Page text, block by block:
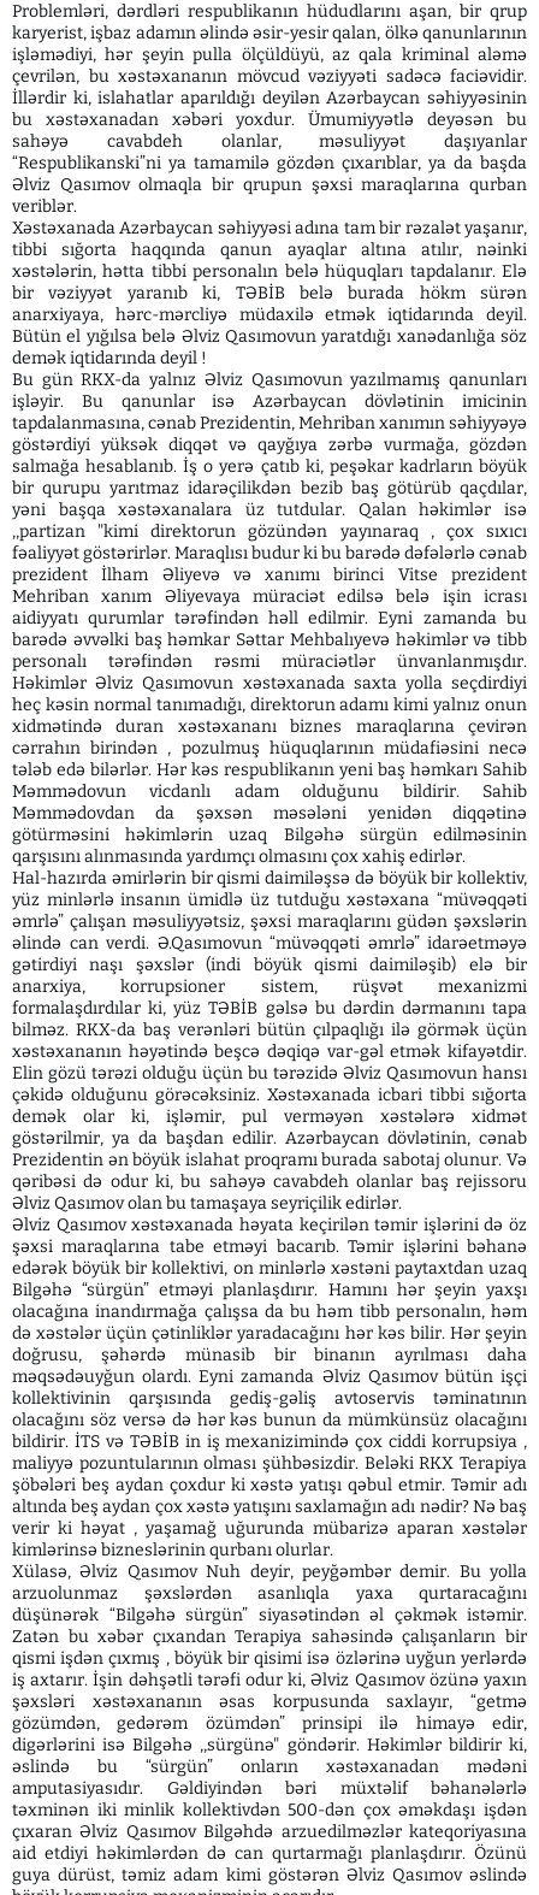
Problemləri, dərdləri respublikanın hüdudlarını aşan, bir qrup
karyerist, işbaz adamın əlində əsir-yesir qalan, ölkə qanunlarının
işləmədiyi, hər şeyin pulla ölçüldüyü, az qala kriminal aləmə
çevrilən, bu xəstəxananın mövcud vəziyyəti sadəcə faciəvidir.
İllərdir ki, islahatlar aparıldığı deyilən Azərbaycan səhiyyəsinin
bu xəstəxanadan xəbəri yoxdur. Ümumiyyətlə deyəsən bu
sahəyə cavabdeh olanlar, məsuliyyət daşıyanlar
“Respublikanski”ni ya tamamilə gözdən çıxarıblar, ya da başda
Əlviz Qasımov olmaqla bir qrupun şəxsi maraqlarına qurban
veriblər.
Xəstəxanada Azərbaycan səhiyyəsi adına tam bir rəzalət yaşanır,
tibbi sığorta haqqında qanun ayaqlar altına atılır, nəinki
xəstələrin, hətta tibbi personalın belə hüquqları tapdalanır. Elə
bir vəziyyət yaranıb ki, TƏBİB belə burada hökm sürən
anarxiyaya, hərc-mərcliyə müdaxilə etmək iqtidarında deyil.
Bütün el yığılsa belə Əlviz Qasımovun yaratdığı xanədanlığa söz
demək iqtidarında deyil !
Bu gün RKX-da yalnız Əlviz Qasımovun yazılmamış qanunları
işləyir. Bu qanunlar isə Azərbaycan dövlətinin imicinin
tapdalanmasına, cənab Prezidentin, Mehriban xanımın səhiyyəyə
göstərdiyi yüksək diqqət və qayğıya zərbə vurmağa, gözdən
salmağa hesablanıb. İş o yerə çatıb ki, peşəkar kadrların böyük
bir qurupu yarıtmaz idarəçilikdən bezib baş götürüb qaçdılar,
yəni başqa xəstəxanalara üz tutdular. Qalan həkimlər isə
,,partizan "kimi direktorun gözündən yayınaraq , çox sıxıcı
fəaliyyət göstərirlər. Maraqlısı budur ki bu barədə dəfələrlə cənab
prezident İlham Əliyevə və xanımı birinci Vitse prezident
Mehriban xanım Əliyevaya müraciət edilsə belə işin icrası
aidiyyatı qurumlar tərəfindən həll edilmir. Eyni zamanda bu
barədə əvvəlki baş həmkar Səttar Mehbalıyevə həkimlər və tibb
personalı tərəfindən rəsmi müraciətlər ünvanlanmışdır.
Həkimlər Əlviz Qasımovun xəstəxanada saxta yolla seçdirdiyi
heç kəsin normal tanımadığı, direktorun adamı kimi yalnız onun
xidmətində duran xəstəxananı biznes maraqlarına çevirən
cərrahın birindən , pozulmuş hüquqlarının müdafiəsini necə
tələb edə bilərlər. Hər kəs respublikanın yeni baş həmkarı Sahib
Məmmədovun vicdanlı adam olduğunu bildirir. Sahib
Məmmədovdan da şəxsən məsələni yenidən diqqətinə
götürməsini həkimlərin uzaq Bilgəhə sürgün edilməsinin
qarşısını alınmasında yardımçı olmasını çox xahiş edirlər.
Hal-hazırda əmirlərin bir qismi daimiləşsə də böyük bir kollektiv,
yüz minlərlə insanın ümidlə üz tutduğu xəstəxana “müvəqqəti
əmrlə” çalışan məsuliyyətsiz, şəxsi maraqlarını güdən şəxslərin
əlində can verdi. Ə.Qasımovun “müvəqqəti əmrlə” idarəetməyə
gətirdiyi naşı şəxslər (indi böyük qismi daimiləşib) elə bir
anarxiya, korrupsioner sistem, rüşvət mexanizmi
formalaşdırdılar ki, yüz TƏBİB gəlsə bu dərdin dərmanını tapa
bilməz. RKX-da baş verənləri bütün çılpaqlığı ilə görmək üçün
xəstəxananın həyətində beşcə dəqiqə var-gəl etmək kifayətdir.
Elin gözü tərəzi olduğu üçün bu tərəzidə Əlviz Qasımovun hansı
çəkidə olduğunu görəcəksiniz. Xəstəxanada icbari tibbi sığorta
demək olar ki, işləmir, pul verməyən xəstələrə xidmət
göstərilmir, ya da başdan edilir. Azərbaycan dövlətinin, cənab
Prezidentin ən böyük islahat proqramı burada sabotaj olunur. Və
qəribəsi də odur ki, bu sahəyə cavabdeh olanlar baş rejissoru
Əlviz Qasımov olan bu tamaşaya seyriçilik edirlər.
Əlviz Qasımov xəstəxanada həyata keçirilən təmir işlərini də öz
şəxsi maraqlarına tabe etməyi bacarıb. Təmir işlərini bəhanə
edərək böyük bir kollektivi, on minlərlə xəstəni paytaxtdan uzaq
Bilgəhə “sürgün” etməyi planlaşdırır. Hamını hər şeyin yaxşı
olacağına inandırmağa çalışsa da bu həm tibb personalın, həm
də xəstələr üçün çətinliklər yaradacağını hər kəs bilir. Hər şeyin
doğrusu, şəhərdə münasib bir binanın ayrılması daha
məqsədəuyğun olardı. Eyni zamanda Əlviz Qasımov bütün işçi
kollektivinin qarşısında gediş-gəliş avtoservis təminatının
olacağını söz versə də hər kəs bunun da mümkünsüz olacağını
bildirir. İTS və TƏBİB in iş mexanizimində çox ciddi korrupsiya ,
maliyyə pozuntularının olması şühbəsizdir. Beləki RKX Terapiya
şöbələri beş aydan çoxdur ki xəstə yatışı qəbul etmir. Təmir adı
altında beş aydan çox xəstə yatışını saxlamağın adı nədir? Nə baş
verir ki həyat , yaşamağ uğurunda mübarizə aparan xəstələr
kimlərinsə bizneslərinin qurbanı olurlar.
Xülasə, Əlviz Qasımov Nuh deyir, peyğəmbər demir. Bu yolla
arzuolunmaz şəxslərdən asanlıqla yaxa qurtaracağını
düşünərək “Bilgəhə sürgün” siyasətindən əl çəkmək istəmir.
Zatən bu xəbər çıxandan Terapiya sahəsində çalışanların bir
qismi işdən çıxmış , böyük bir qisimi isə özlərinə uyğun yerlərdə
iş axtarır. İşin dəhşətli tərəfi odur ki, Əlviz Qasımov özünə yaxın
şəxsləri xəstəxananın əsas korpusunda saxlayır, “getmə
gözümdən, gedərəm özümdən” prinsipi ilə himayə edir,
digərlərini isə Bilgəhə ,,sürgünə" göndərir. Həkimlər bildirir ki,
əslində bu “sürgün” onların xəstəxanadan mədəni
amputasiyasıdır. Gəldiyindən bəri müxtəlif bəhanələrlə
təxminən iki minlik kollektivdən 500-dən çox əməkdaşı işdən
çıxaran Əlviz Qasımov Bilgəhdə arzuedilməzlər kateqoriyasına
aid etdiyi həkimlərdən də can qurtarmağı planlaşdırır. Özünü
guya dürüst, təmiz adam kimi göstərən Əlviz Qasımov əslində